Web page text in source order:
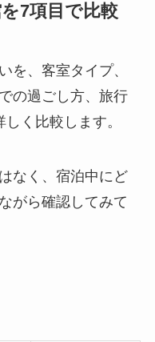
7項目で比較
を、客室タイプ、
の過ごし方、旅行
く比較します。
なく、宿泊中にど
がら確認してみて